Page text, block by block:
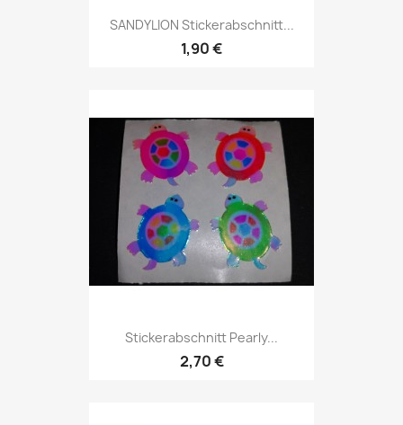
SANDYLION Stickerabschnitt...
1,90 €
Stickerabschnitt Pearly...
2,70 €